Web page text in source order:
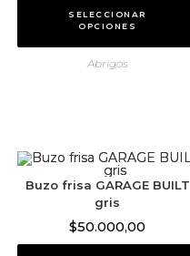
SELECCIONAR
OPCIONES
Abrigos
Buzo frisa GARAGE BUILT
gris
$50.000,00